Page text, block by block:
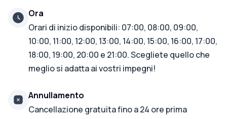
Ora
Orari di inizio disponibili: 07:00, 08:00, 09:00,
10:00, 11:00, 12:00, 13:00, 14:00, 15:00, 16:00, 17:00,
18:00, 19:00, 20:00 e 21:00. Scegliete quello che
meglio si adatta ai vostri impegni!
Annullamento
Cancellazione gratuita fino a 24 ore prima